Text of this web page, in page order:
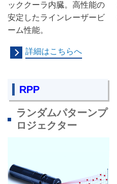
ッククーラ内臓。 高性能の
安定したラインレーザービ
ーム性能。
詳細はこちらへ
RPP
ランダムパターンプ
ロジェクター